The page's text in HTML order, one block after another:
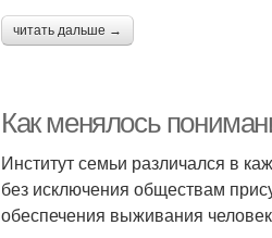
читать дальше →
Как менялось
Институт семьи различался в
без исключения обществам
обеспечения выживания